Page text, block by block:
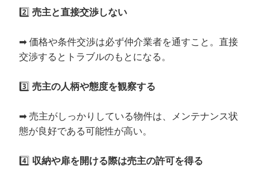
2️⃣ 売主と直接交渉しない
➡ 価格や条件交渉は必ず仲介業者を通すこと。直接
交渉するとトラブルのもとになる。
3️⃣ 売主の人柄や態度を観察する
➡ 売主がしっかりしている物件は、メンテナンス状
態が良好である可能性が高い。
4️⃣ 収納や扉を開ける際は売主の許可を得る